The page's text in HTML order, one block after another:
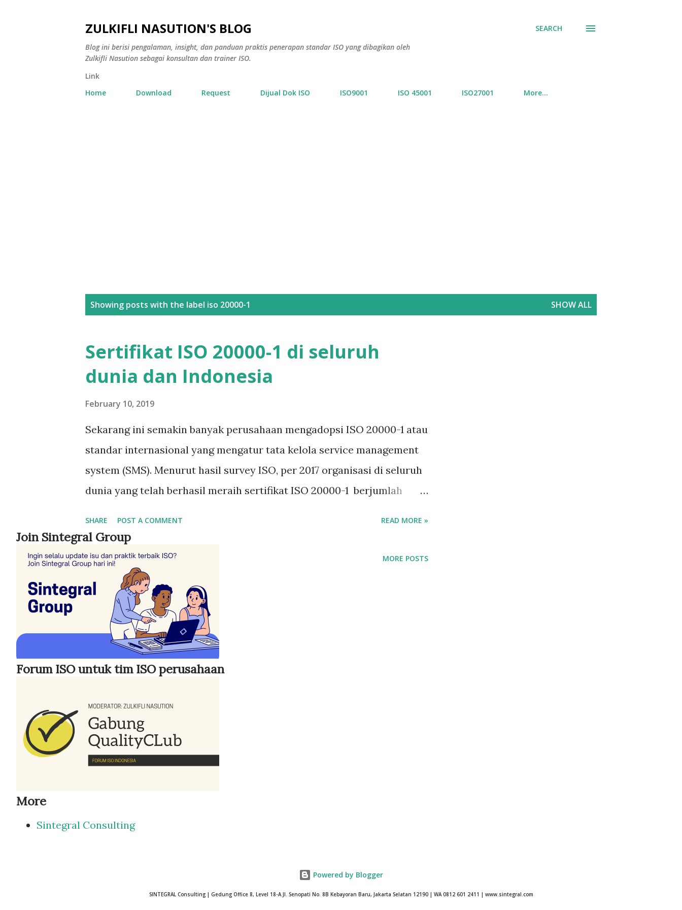
ZULKIFLI NASUTION'S BLOG
Blog ini berisi pengalaman, insight, dan panduan praktis penerapan standar ISO yang dibagikan oleh
Zulkifli Nasution sebagai konsultan dan trainer ISO.
SEARCH
Link
Home
Download Request Dijual Dok ISO ISO9001 ISO 45001 ISO27001 More…
Showing posts with the label iso 20000-1 SHOW ALL
Sertifikat ISO 20000-1 di seluruh
dunia dan Indonesia
February 10, 2019
Sekarang ini semakin banyak perusahaan mengadopsi ISO 20000-1 atau
standar internasional yang mengatur tata kelola service management
system (SMS). Menurut hasil survey ISO, per 2017 organisasi di seluruh
dunia yang telah berhasil meraih sertifikat ISO 20000-1 berjumlah
berjumlah 23 (per tahun 2017), dan sepertinya akan meningkat. Hasil
survey menerangkan lebih lanjut, sektor industri yang paling banyak
mengadopsi ISO 20000-1 adalah Information Technology (IT), disusul
transport, storage and communication electrical and optical
equipment, financial intermediation, real estate, rental, public
administration, printing companies, food products, beverages and
tobacco dan sektor jasa lainnya.
SHARE POST A COMMENT READ MORE »
MORE POSTS
Join Sintegral Group
Forum ISO untuk tim ISO perusahaan
More
Sintegral Consulting
Powered by Blogger
SINTEGRAL Consulting | Gedung Office 8, Level 18-A Jl. Senopati No. 8B Kebayoran Baru, Jakarta Selatan 12190 | WA 0812 601 2411 | www.sintegral.com